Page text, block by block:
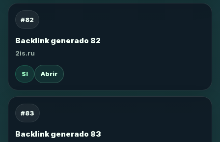
#82
Backlink generado 82
2is.ru
SI Abrir
#83
Backlink generado 83